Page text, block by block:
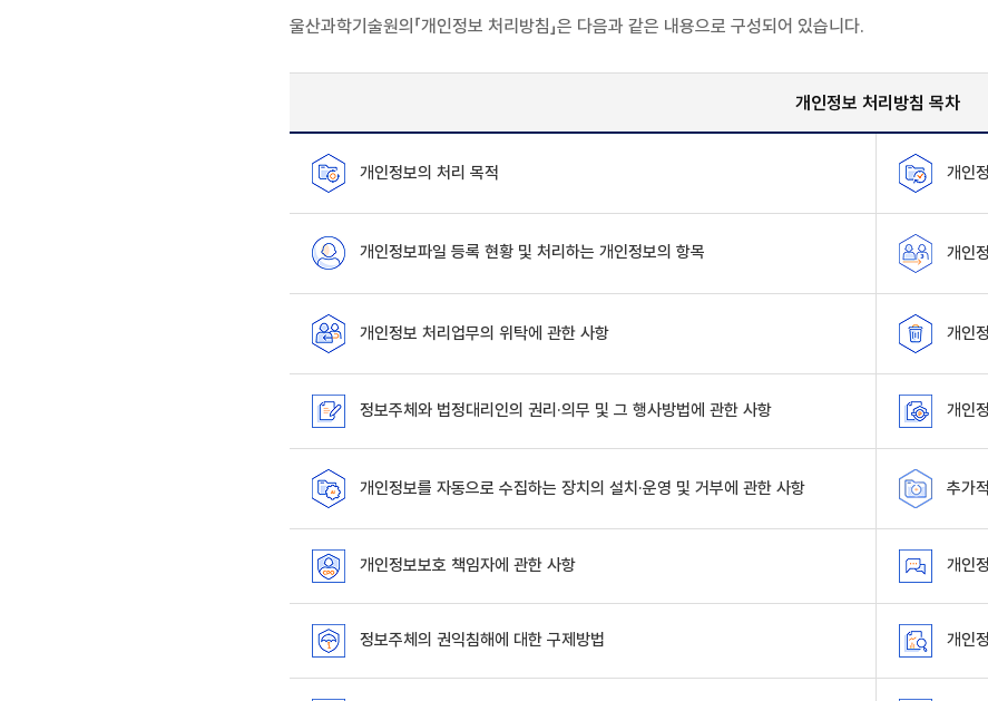
울산과학기술원의「개인정보 처리방침」은 다음과 같은 내용으로 구성되어 있습니다.
개인정보 처리방침 목차
개인정보의 처리 목적 개인
개인정보파일 등록 현황 및 처리하는 개인정보의 항목 개인
개인정보 처리업무의 위탁에 관한 사항 개인
정보주체와 법정대리인의 권리·의무 및 그 행사방법에 관한 사항 개인
개인정보를 자동으로 수집하는 장치의 설치·운영 및 거부에 관한 사항 추가
개인정보보호 책임자에 관한 사항 개인
정보주체의 권익침해에 대한 구제방법 개인